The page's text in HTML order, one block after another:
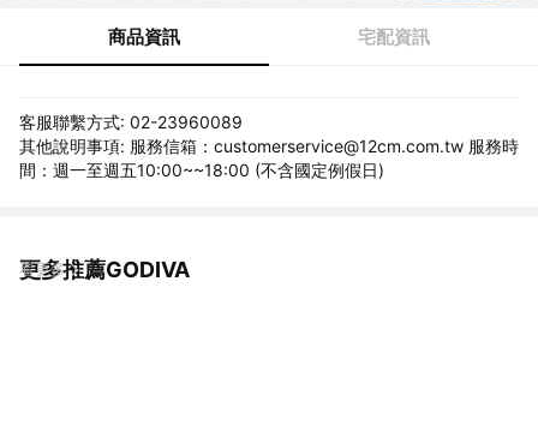
商品資訊 宅配資訊
客服聯繫方式: 02-23960089
其他說明事項: 服務信箱：customerservice@12cm.com.tw 服務時
間：週一至週五10:00~~18:00 (不含國定例假日)
更多推薦GODIVA
看更多